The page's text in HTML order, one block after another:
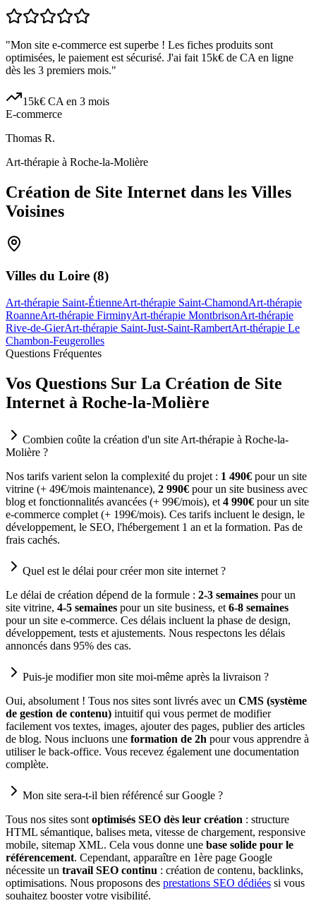
"Mon site e-commerce est superbe ! Les fiches produits sont
optimisées, le paiement est sécurisé. J'ai fait 15k€ de CA en ligne
dès les 3 premiers mois."
15k€ CA en 3 mois
E-commerce
Thomas R.
Art-thérapie à Roche-la-Molière
Création de Site Internet dans les Villes
Voisines
Villes du Loire (8)
Art-thérapie Saint-ÉtienneArt-thérapie Saint-ChamondArt-thérapie
RoanneArt-thérapie FirminyArt-thérapie MontbrisonArt-thérapie
Rive-de-GierArt-thérapie Saint-Just-Saint-RambertArt-thérapie Le
Chambon-Feugerolles
Questions Fréquentes
Vos Questions Sur La Création de Site
Internet à Roche-la-Molière
Combien coûte la création d'un site Art-thérapie à Roche-la-
Molière ?
Nos tarifs varient selon la complexité du projet : 1 490€ pour un site
vitrine (+ 49€/mois maintenance), 2 990€ pour un site business avec
blog et fonctionnalités avancées (+ 99€/mois), et 4 990€ pour un site
e-commerce complet (+ 199€/mois). Ces tarifs incluent le design, le
développement, le SEO, l'hébergement 1 an et la formation. Pas de
frais cachés.
Quel est le délai pour créer mon site internet ?
Le délai de création dépend de la formule : 2-3 semaines pour un
site vitrine, 4-5 semaines pour un site business, et 6-8 semaines
pour un site e-commerce. Ces délais incluent la phase de design,
développement, tests et ajustements. Nous respectons les délais
annoncés dans 95% des cas.
Puis-je modifier mon site moi-même après la livraison ?
Oui, absolument ! Tous nos sites sont livrés avec un CMS (système
de gestion de contenu) intuitif qui vous permet de modifier
facilement vos textes, images, ajouter des pages, publier des articles
de blog. Nous incluons une formation de 2h pour vous apprendre à
utiliser le back-office. Vous recevez également une documentation
complète.
Mon site sera-t-il bien référencé sur Google ?
Tous nos sites sont optimisés SEO dès leur création : structure
HTML sémantique, balises meta, vitesse de chargement, responsive
mobile, sitemap XML. Cela vous donne une base solide pour le
référencement. Cependant, apparaître en 1ère page Google
nécessite un travail SEO continu : création de contenu, backlinks,
optimisations. Nous proposons des prestations SEO dédiées si vous
souhaitez booster votre visibilité.